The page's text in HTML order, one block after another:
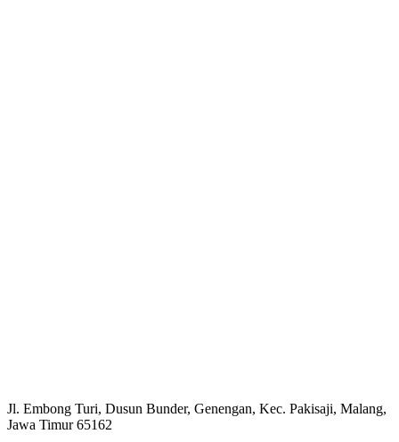
Jl. Embong Turi, Dusun Bunder, Genengan, Kec. Pakisaji, Malang,
Jawa Timur 65162